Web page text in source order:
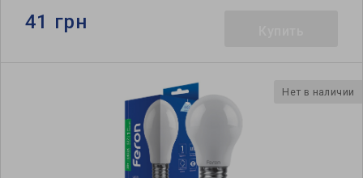
41 грн
Нет в наличии